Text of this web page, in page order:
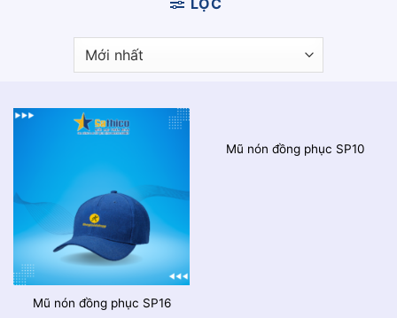
LỌC
Mũ nón đồng phục SP16
Mũ nón đồng phục SP10